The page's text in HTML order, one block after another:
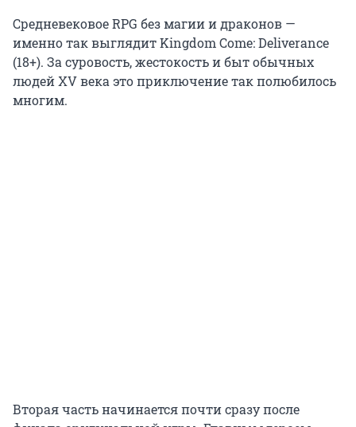
Средневековое RPG без магии и драконов —
именно так выглядит Kingdom Come: Deliverance
(18+). За суровость, жестокость и быт обычных
людей XV века это приключение так полюбилось
многим.
Вторая часть начинается почти сразу после